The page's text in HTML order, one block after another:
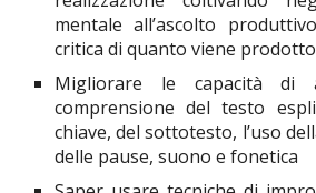
mentale all’ascolto
critica di quanto viene
Migliorare le capacità di
comprensione del testo
chiave, del sottotesto, l’uso
delle pause, suono e fonetica